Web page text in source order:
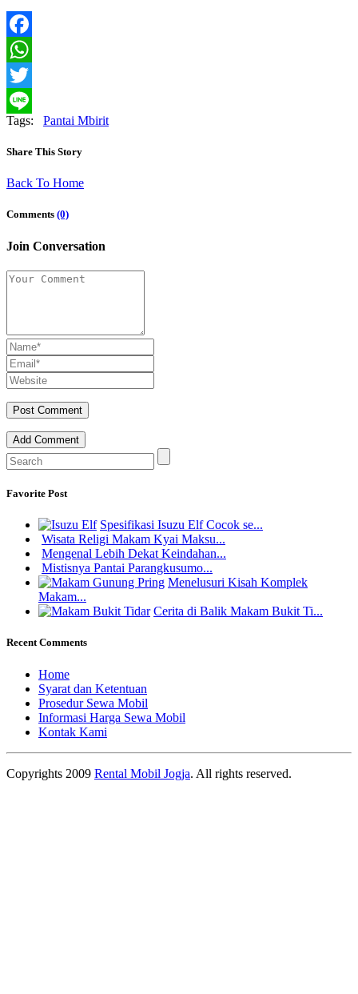
Facebook
WhatsApp
Twitter
Line
Tags: Pantai Mbirit
Share This Story
Back To Home
Comments (0)
Join Conversation
Add Comment
Favorite Post
Spesifikasi Isuzu Elf Cocok se...
Wisata Religi Makam Kyai Maksu...
Mengenal Lebih Dekat Keindahan...
Mistisnya Pantai Parangkusumo...
Menelusuri Kisah Komplek
Makam...
Cerita di Balik Makam Bukit Ti...
Recent Comments
Home
Syarat dan Ketentuan
Prosedur Sewa Mobil
Informasi Harga Sewa Mobil
Kontak Kami
Copyrights 2009 Rental Mobil Jogja. All rights reserved.